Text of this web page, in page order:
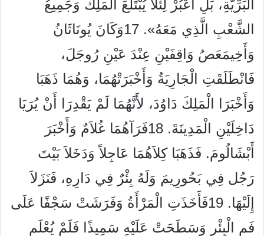
الْبَرِّيَّةِ، بَلِ اعْبُرْ لِئَلاَّ يُبْتَلَعَ الْمَلِكُ وَجَمِيعُ
الشَّعْبِ الَّذِي مَعَهُ». 17وَكَانَ يُونَاثَانُ
وَأَخِيمَعَصُ وَاقِفَيْنِ عِنْدَ عَيْنِ رُوجَلَ،
فَانْطَلَقَتِ الْجَارِيَةُ وَأَخْبَرَتْهُمَا، وَهُمَا ذَهَبَا
وَأَخْبَرَا الْمَلِكَ دَاوُدَ، لأَنَّهُمَا لَمْ يَقْدِرَا أَنْ يُرَيَا
دَاخِلَيْنِ الْمَدِينَةَ. 18فَرَآهُمَا غُلاَمٌ وَأَخْبَرَ
أَبْشَالُومَ. فَذَهَبَا كِلاَهُمَا عَاجِلاً وَدَخَلاَ بَيْتَ
رَجُل فِي بَحُورِيمَ وَلَهُ بِئْرٌ فِي دَارِهِ، فَنَزَلاَ
إِلَيْهَا. 19فَأَخَذَتِ الْمَرْأَةُ وَفَرَشَتْ سَجْفًا عَلَى
فَمِ الْبِئْرِ وَسَطَحَتْ عَلَيْهِ سَمِيذًا فَلَمْ يُعْلَمِ